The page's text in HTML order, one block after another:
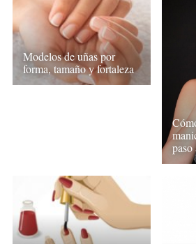
Modelos de uñas por
forma, tamaño y fortaleza
paso